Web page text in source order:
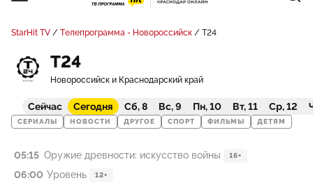
StarHit TV Телепрограмма - Новороссийск Т24
Т24
Новороссийск и Краснодарский край
Сейчас Сегодня Сб, 8 Вс, 9 Пн, 10 Вт, 11 Ср, 12
СЕРИАЛЫ НОВОСТИ ДРУГОЕ СПОРТ ФИЛЬМЫ ДЕТЯМ
05:15 Оружие древности: искусство войны 16+
06:00 Уровень 12+